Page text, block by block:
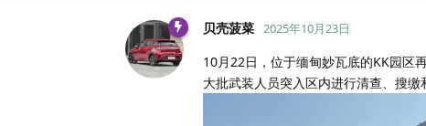
贝壳菠菜 2025年10月23日
10月22日，位于缅甸妙瓦底的KK园区
大批武装人员突入区内进行清查、搜缴